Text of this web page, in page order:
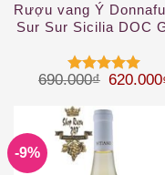
Rượu vang Ý
Sur Sur Sicilia DOC
Được xếp
sao
690.000₫ Giá gốc
620.000
-9%